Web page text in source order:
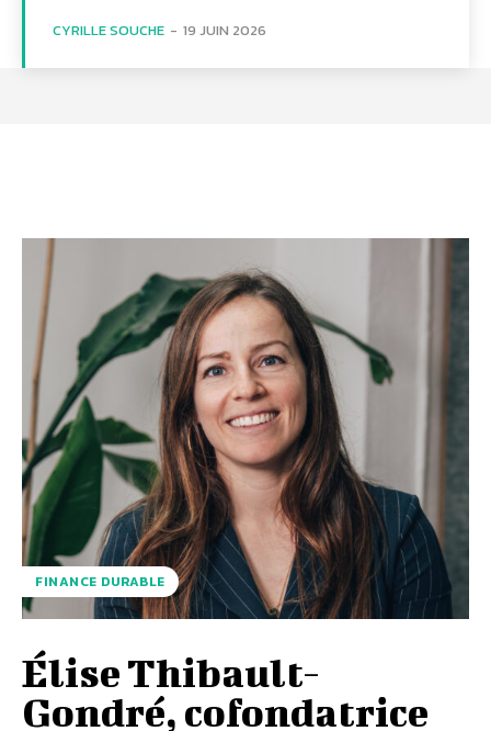
CYRILLE SOUCHE - 19 JUIN 2026
FINANCE DURABLE
Élise Thibault-
Gondré, cofondatrice